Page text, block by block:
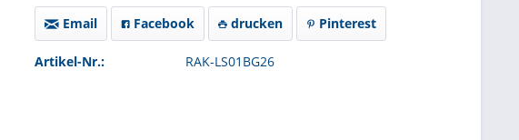
Email
Facebook drucken Pinterest
Artikel-Nr.: RAK-LS01BG26